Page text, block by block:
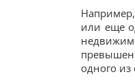
или еще
одного из